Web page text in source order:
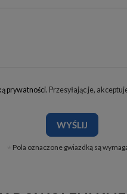
prywatności. Przesyłając je,
WYŚLIJ
Pola oznaczone gwiazdką są